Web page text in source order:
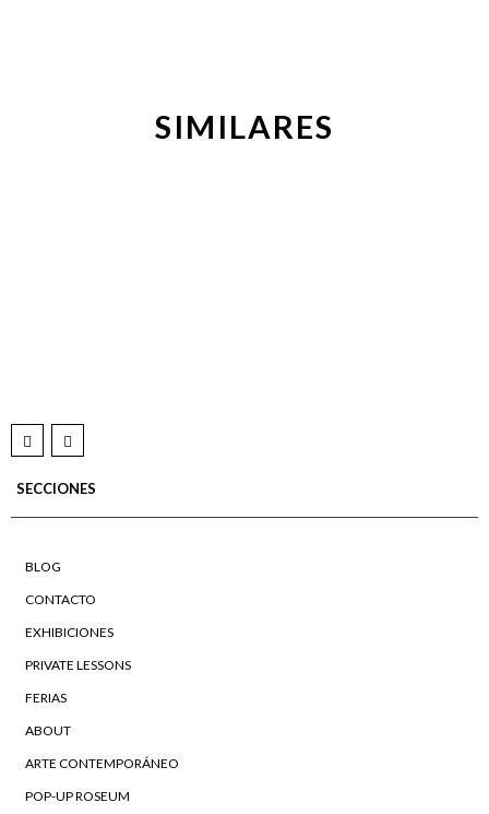
SIMILARES
SECCIONES
BLOG
CONTACTO
EXHIBICIONES
PRIVATE LESSONS
FERIAS
ABOUT
ARTE CONTEMPORÁNEO
POP-UP ROSEUM